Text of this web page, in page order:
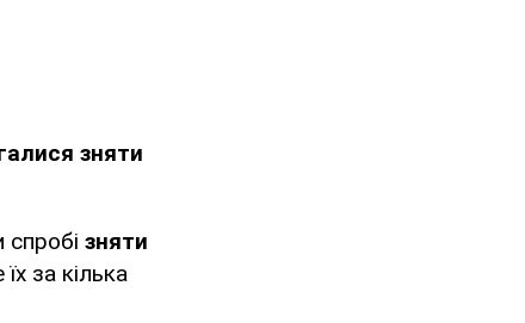
зняти
спробі зняти
за кілька